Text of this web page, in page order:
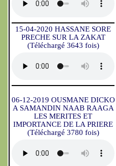
15-04-2020 HASSANE SORE
PRECHE SUR LA ZAKAT
(Téléchargé 3643 fois)
06-12-2019 OUSMANE DICKO
A SAMANDIN NAAB RAAGA
LES MERITES ET
IMPORTANCE DE LA PRIERE
(Téléchargé 3780 fois)